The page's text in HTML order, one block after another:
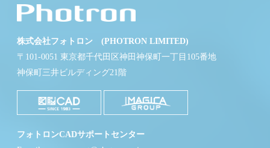
株式会社フォトロン (PHOTRON LIMITED)
〒101-0051 東京都千代田区神田神保町一丁目105番地
神保町三井ビルディング21階
フォトロンCADサポートセンター